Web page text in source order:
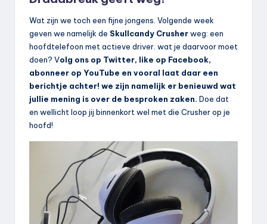
Wat zijn we toch een fijne jongens. Volgende week
geven we namelijk de Skullcandy Crusherweg: een
hoofdtelefoon met actieve driver. wat je daarvoor moet
doen? Volg ons op Twitter, like op Facebook,
abonneer op YouTube en vooral laat daar een
berichtje achter! we zijn namelijk er benieuwd wat
jullie mening is over de besproken zaken. Doe dat
en wellicht loop jij binnenkort wel met die Crusher op je
hoofd!